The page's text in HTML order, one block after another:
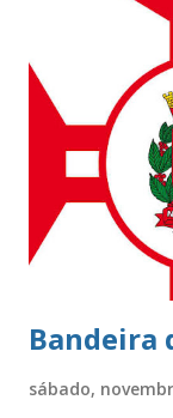
localidade uma
bairros mais
Leblon
Teles e Charles
chegou ao Rio
Marselha
finalidade de
Bandeira
sábado,